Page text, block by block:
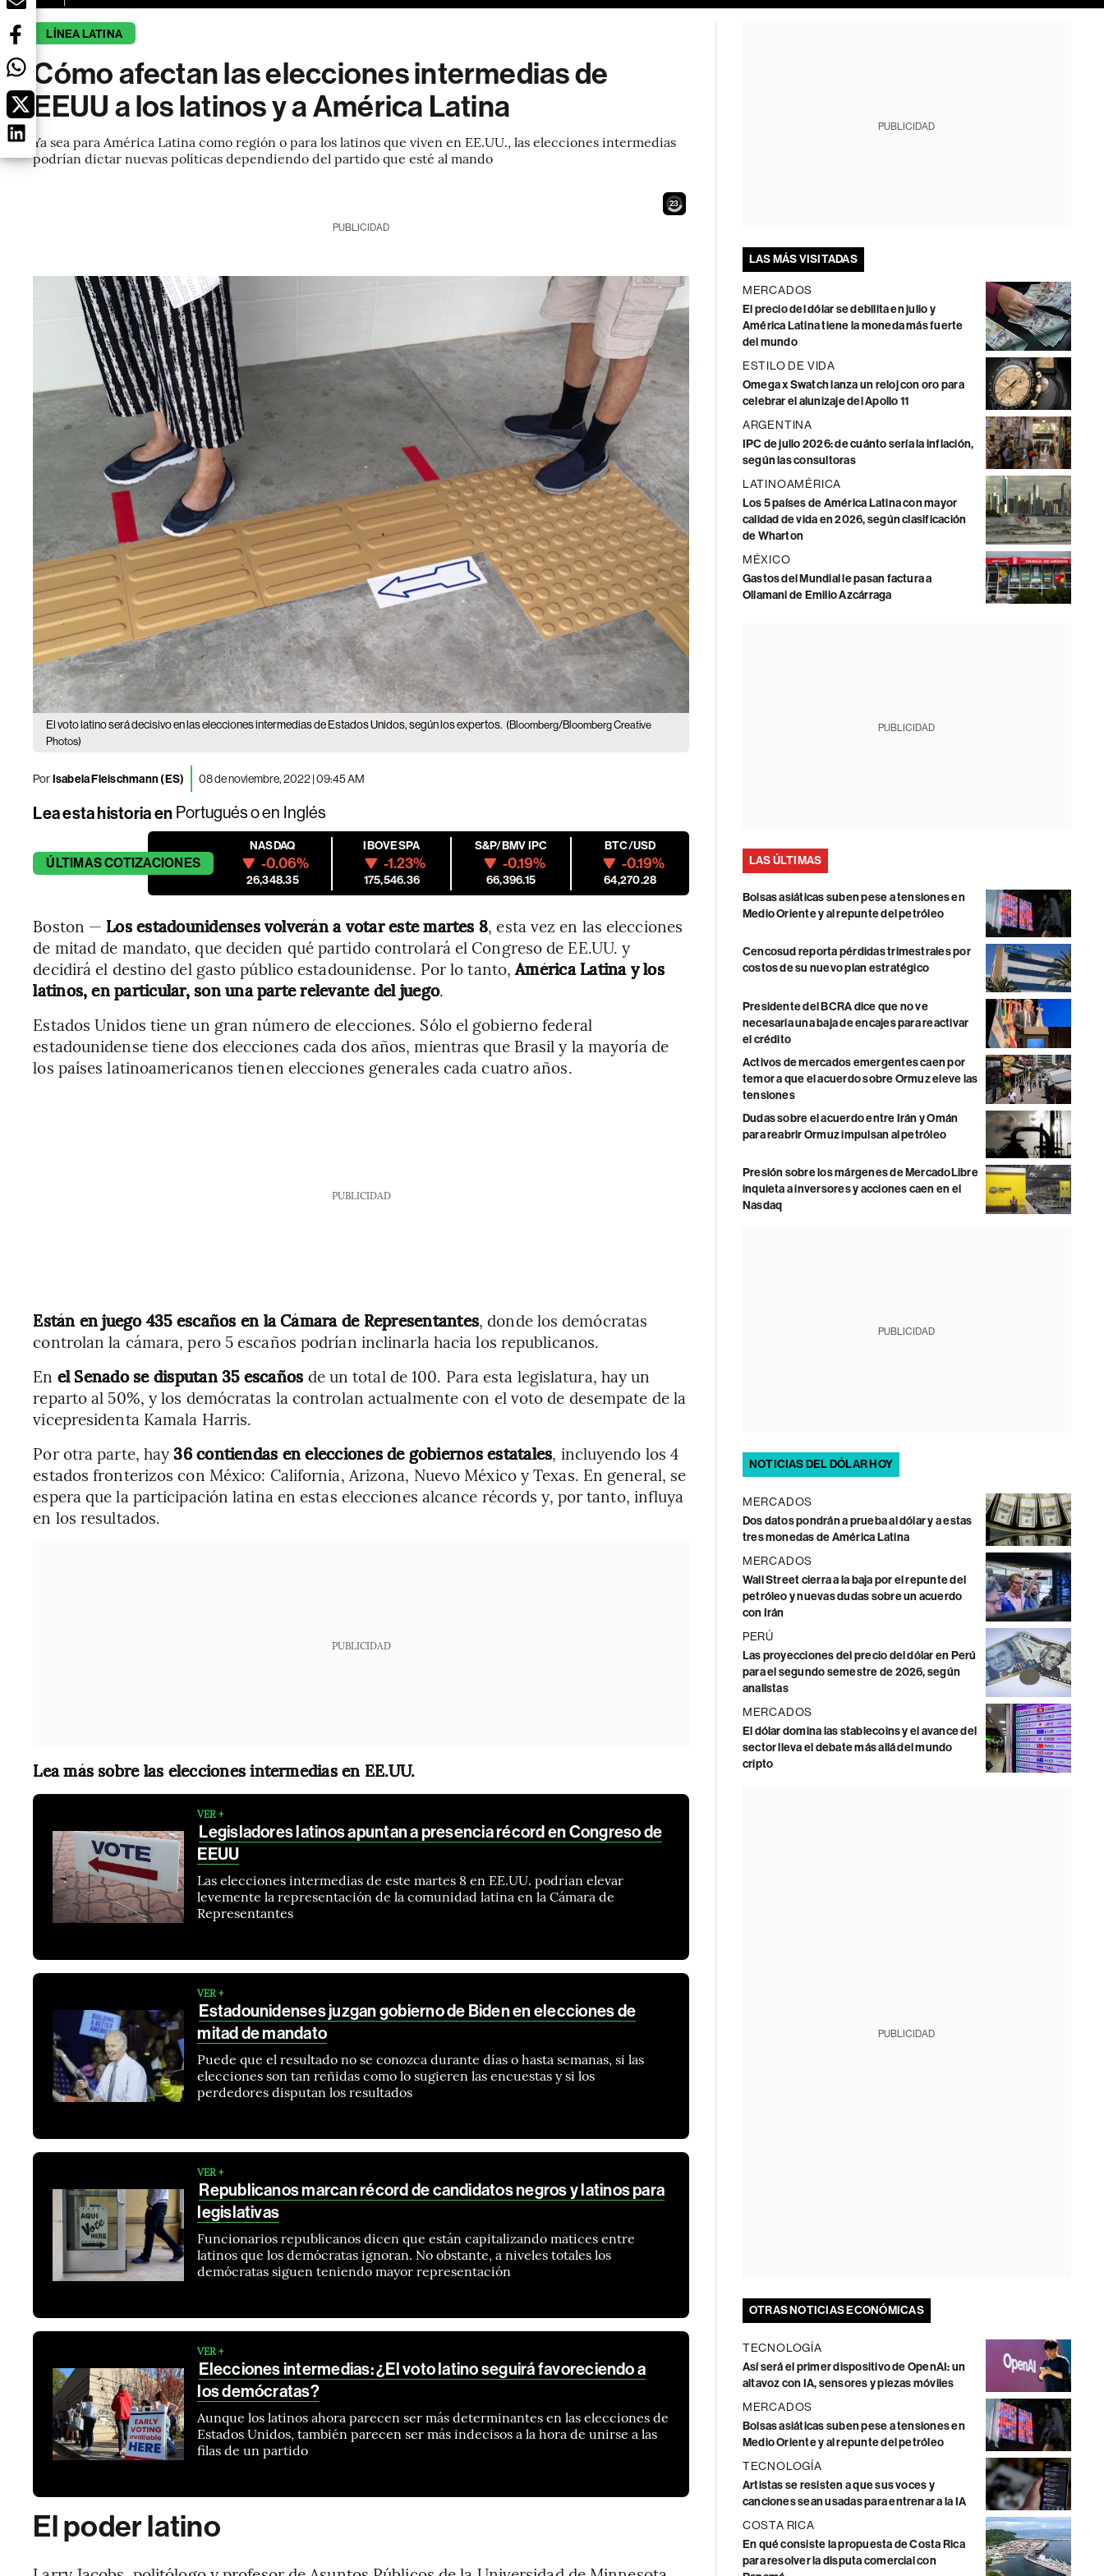
LÍNEA LATINA
Cómo afectan las elecciones intermedias de
EEUU a los latinos y a América Latina
Ya sea para América Latina como región o para los latinos que viven en EE.UU., las elecciones intermedias
podrían dictar nuevas políticas dependiendo del partido que esté al mando
22
PUBLICIDAD
El voto latino será decisivo en las elecciones intermedias de Estados Unidos, según los expertos. (Bloomberg/Bloomberg Creative
Photos)
PorIsabela Fleischmann (ES) 08 de noviembre, 2022 | 09:45 AM
Lea esta historia en Portuguéso en Inglés
ÚLTIMASCOTIZACIONES
NASDAQ
-0.06%
26,348.35
IBOVESPA
-1.23%
175,546.36
S&P/BMV IPC
-0.19%
66,396.15
BTC/USD
-0.19%
64,270.28
Boston — Los estadounidenses volverán a votar este martes 8, esta vez en las elecciones
de mitad de mandato, que deciden qué partido controlará el Congreso de EE.UU. y
decidirá el destino del gasto público estadounidense. Por lo tanto,América Latina y los
latinos, en particular, son una parte relevante del juego.
Estados Unidos tiene un gran número de elecciones. Sólo el gobierno federal
estadounidense tiene dos elecciones cada dos años, mientras que Brasil y la mayoría de
los países latinoamericanos tienen elecciones generales cada cuatro años.
PUBLICIDAD
Están en juego 435 escaños en la Cámara de Representantes, donde los demócratas
controlan la cámara, pero 5 escaños podrían inclinarla hacia los republicanos.
En el Senado se disputan 35 escaños de un total de 100. Para esta legislatura, hay un
reparto al 50%, y los demócratas la controlan actualmente con el voto de desempate de la
vicepresidenta Kamala Harris.
Por otra parte, hay36 contiendas en elecciones de gobiernos estatales, incluyendo los 4
estados fronterizos con México: California, Arizona, Nuevo México y Texas. En general, se
espera que la participación latina en estas elecciones alcance récords y, por tanto, influya
en los resultados.
PUBLICIDAD
Lea más sobre las elecciones intermedias en EE.UU.
VER +
Legisladores latinos apuntan a presencia récord en Congreso de
EEUU
Las elecciones intermedias de este martes 8 en EE.UU. podrían elevar
levemente la representación de la comunidad latina en la Cámara de
Representantes
VER +
Estadounidenses juzgan gobierno de Biden en elecciones de
mitad de mandato
Puede que el resultado no se conozca durante días o hasta semanas, si las
elecciones son tan reñidas como lo sugieren las encuestas y si los
perdedores disputan los resultados
VER +
Republicanos marcan récord de candidatos negros y latinos para
legislativas
Funcionarios republicanos dicen que están capitalizando matices entre
latinos que los demócratas ignoran. No obstante, a niveles totales los
demócratas siguen teniendo mayor representación
VER +
Elecciones intermedias: ¿El voto latino seguirá favoreciendo a
los demócratas?
Aunque los latinos ahora parecen ser más determinantes en las elecciones de
Estados Unidos, también parecen ser más indecisos a la hora de unirse a las
filas de un partido
El poder latino
PUBLICIDAD
LAS MÁS VISITADAS
MERCADOS
El precio del dólar se debilita en julio y
América Latina tiene la moneda más fuerte
del mundo
ESTILO DE VIDA
Omega x Swatch lanza un reloj con oro para
celebrar el alunizaje del Apollo 11
ARGENTINA
IPC de julio 2026: de cuánto sería la inflación,
según las consultoras
LATINOAMÉRICA
Los 5 países de América Latina con mayor
calidad de vida en 2026, según clasificación
de Wharton
MÉXICO
Gastos del Mundial le pasan factura a
Ollamani de Emilio Azcárraga
PUBLICIDAD
LAS ÚLTIMAS
Bolsas asiáticas suben pese a tensiones en
Medio Oriente y al repunte del petróleo
Cencosud reporta pérdidas trimestrales por
costos de su nuevo plan estratégico
Presidente del BCRA dice que no ve
necesaria una baja de encajes para reactivar
el crédito
Activos de mercados emergentes caen por
temor a que el acuerdo sobre Ormuz eleve las
tensiones
Dudas sobre el acuerdo entre Irán y Omán
para reabrir Ormuz impulsan al petróleo
Presión sobre los márgenes de MercadoLibre
inquieta a inversores y acciones caen en el
Nasdaq
PUBLICIDAD
NOTICIAS DEL DÓLAR HOY
MERCADOS
Dos datos pondrán a prueba al dólar y a estas
tres monedas de América Latina
MERCADOS
Wall Street cierra a la baja por el repunte del
petróleo y nuevas dudas sobre un acuerdo
con Irán
PERÚ
Las proyecciones del precio del dólar en Perú
para el segundo semestre de 2026, según
analistas
MERCADOS
El dólar domina las stablecoins y el avance del
sector lleva el debate más allá del mundo
cripto
PUBLICIDAD
OTRAS NOTICIAS ECONÓMICAS
TECNOLOGÍA
Así será el primer dispositivo de OpenAI: un
altavoz con IA, sensores y piezas móviles
MERCADOS
Bolsas asiáticas suben pese a tensiones en
Medio Oriente y al repunte del petróleo
TECNOLOGÍA
Artistas se resisten a que sus voces y
canciones sean usadas para entrenar a la IA
COSTA RICA
En qué consiste la propuesta de Costa Rica
para resolver la disputa comercial con